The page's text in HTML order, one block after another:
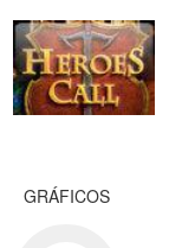
GRÁFICOS